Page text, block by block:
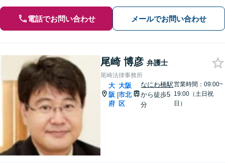
電話でお問い合わせ メールでお問い合わせ
尾崎 博彦 弁護士
尾崎法律事務所
大
阪
府
|
大阪
市北
区
なにわ橋駅
から徒歩5
分
営業時間：09:00~
19:00（土日祝
日）